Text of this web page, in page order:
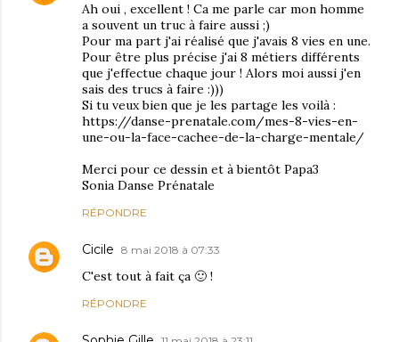
Ah oui , excellent ! Ca me parle car mon homme
a souvent un truc à faire aussi ;)
Pour ma part j'ai réalisé que j'avais 8 vies en une.
Pour être plus précise j'ai 8 métiers différents
que j'effectue chaque jour ! Alors moi aussi j'en
sais des trucs à faire :)))
Si tu veux bien que je les partage les voilà :
https://danse-prenatale.com/mes-8-vies-en-
une-ou-la-face-cachee-de-la-charge-mentale/
Merci pour ce dessin et à bientôt Papa3
Sonia Danse Prénatale
RÉPONDRE
Cicile 8 mai 2018 à 07:33
C'est tout à fait ça 🙂 !
RÉPONDRE